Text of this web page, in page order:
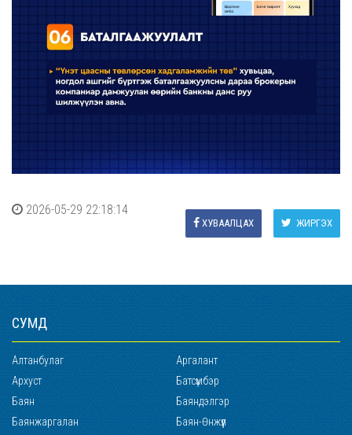
2026-05-29 22:18:14
ЖИРГЭХ
ХУВААЛЦАХ
СУМД
Алтанбулаг
Аргалант
Архуст
Батсүмбэр
Баян
Баяндэлгэр
Баянжаргалан
Баян-Өнжүүл